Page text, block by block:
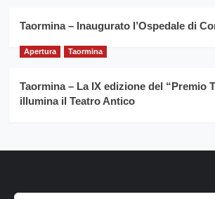
Taormina – Inaugurato l’Ospedale di
Apertura Taormina
Taormina – La IX edizione del “Premio
illumina il Teatro Antico